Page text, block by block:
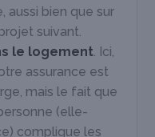
aussi bien que sur
suivant.
le logement. Ici,
assurance est
mais le fait que
(elle-
complique les